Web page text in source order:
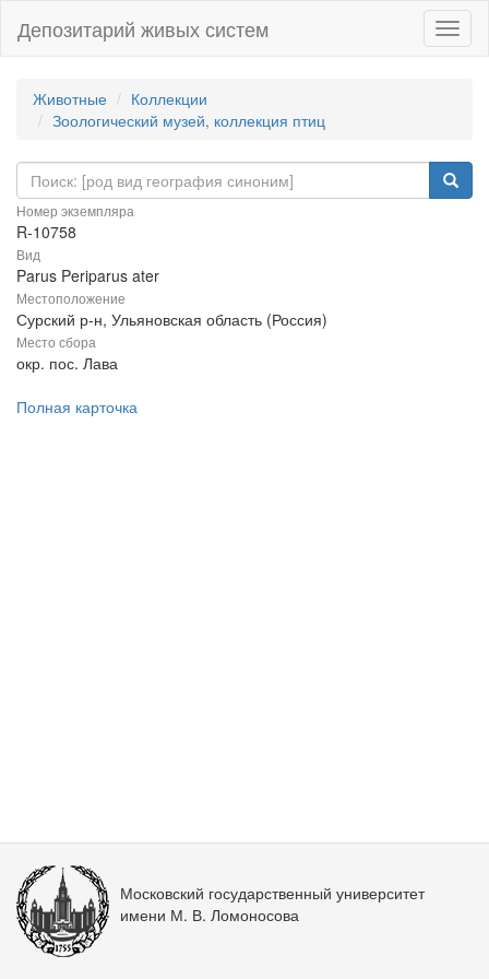
Депозитарий живых систем
Животные
Коллекции
Зоологический музей, коллекция птиц
Номер экземпляра
R-10758
Вид
Parus Periparus ater
Местоположение
Сурский р-н, Ульяновская область (Россия)
Место сбора
окр. пос. Лава
Полная карточка
Московский государственный университет
имени М. В. Ломоносова